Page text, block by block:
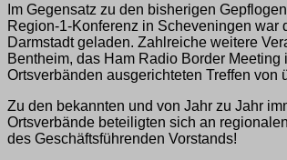
Im Gegensatz zu den bisherigen
Region-1-Konferenz in Scheveningen war
Darmstadt geladen. Zahlreiche weitere
Bentheim, das Ham Radio Border
Ortsverbänden ausgerichteten Treffen
Zu den bekannten und von Jahr zu Jahr
Ortsverbände beteiligten sich an
des Geschäftsführenden Vorstands!